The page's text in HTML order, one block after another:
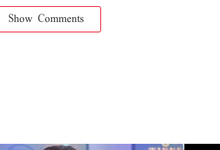
Show Comments